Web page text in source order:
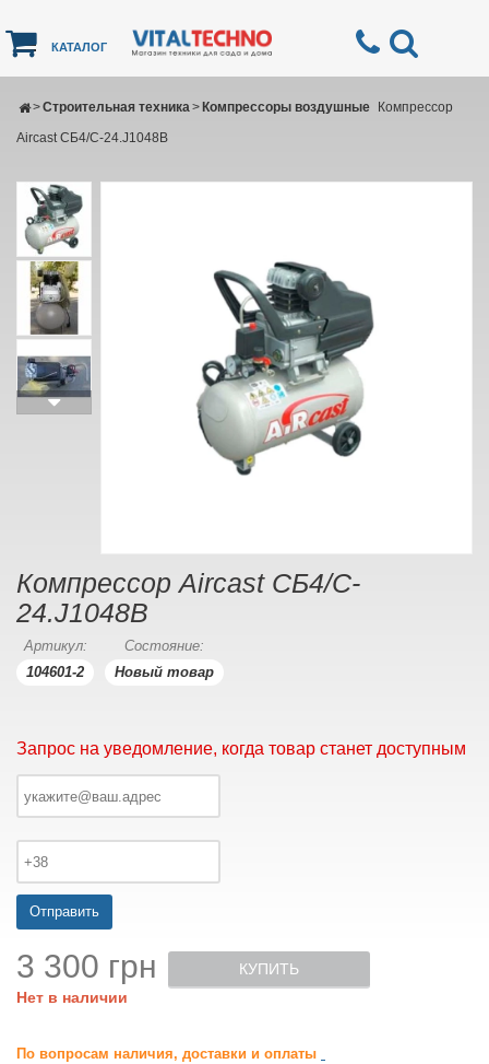
КАТАЛОГ
Строительная техника
> Компрессоры воздушные
>
Компрессор
Aircast СБ4/C-24.J1048B
Компрессор Aircast СБ4/C-
24.J1048B
Артикул:
104601-2
Состояние:
Новый товар
Запрос на уведомление, когда товар станет доступным
Отправить
3 300 грн
Нет в наличии
КУПИТЬ
По вопросам наличия, доставки и оплаты